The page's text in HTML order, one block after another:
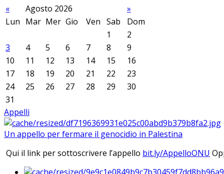
« Agosto 2026
»
Lun Mar Mer Gio Ven Sab
Dom
1
2
3
4 5 6 7 8
9
10
11 12 13 14 15
16
17
18 19 20 21 22
23
24
25 26 27 28 29
30
31
Appelli
Un appello per fermare il genocidio in Palestina
Qui il link per sottoscrivere l’appello bit.ly/AppelloONU